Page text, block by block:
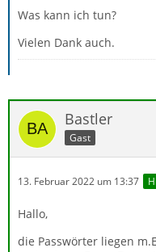
Was kann ich tun?
Vielen Dank auch.
Bastler
Gast
13. Februar 2022 um 13:37
Hallo,
die Passwörter liegen